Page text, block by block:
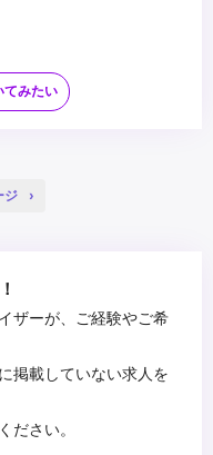
てみたい
ジ
ザーが、ご経験やご希
掲載していない求人を
ださい。